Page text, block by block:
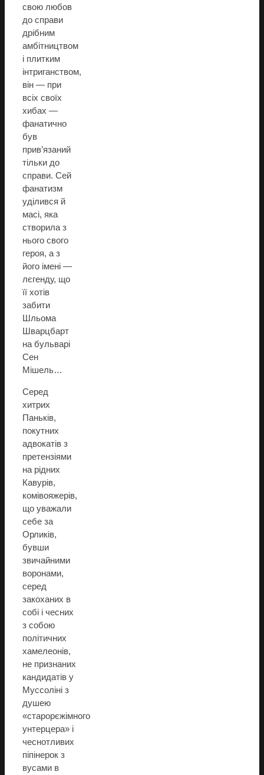
свою любов
до справи
дрібним
амбітництвом
і плитким
інтриганством,
він — при
всіх своїх
хибах —
фанатично
був
прив’язаний
тільки до
справи. Сей
фанатизм
уділився й
масі, яка
створила з
нього свого
героя, а з
його імені —
лєгенду, що
її хотів
забити
Шльома
Шварцбарт
на бульварі
Сен
Мішель…
Серед
хитрих
Паньків,
покутних
адвокатів з
претензіями
на рідних
Кавурів,
комівояжерів,
що уважали
себе за
Орликів,
бувши
звичайними
воронами,
серед
закоханих в
собі і чесних
з собою
політичних
хамелеонів,
не признаних
кандидатів у
Муссоліні з
душею
«старорєжімного
унтерцера» і
чеснотливих
піпінерок з
вусами в